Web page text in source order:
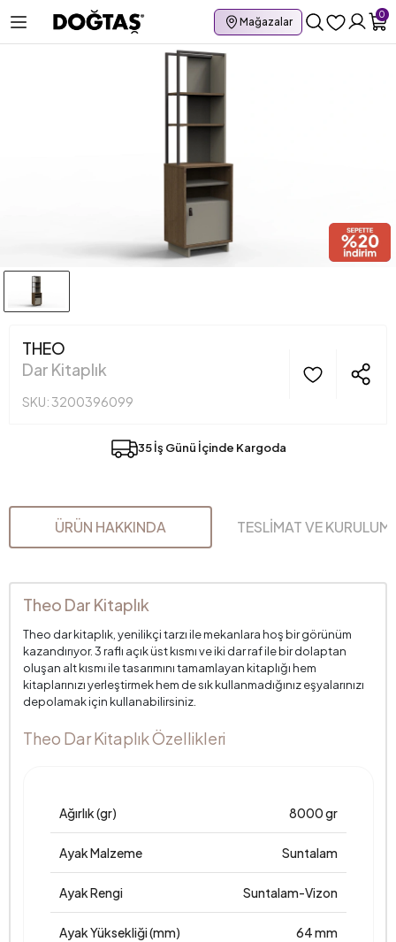
Mağazalar
0
THEO
Dar Kitaplık
SKU: 3200396099
35 İş Günü İçinde Kargoda
ÜRÜN HAKKINDA TESLİMAT VE KURULUM
Theo Dar Kitaplık
Theo dar kitaplık, yenilikçi tarzı ile mekanlara hoş bir görünüm
kazandırıyor. 3 raflı açık üst kısmı ve iki dar raf ile bir dolaptan
oluşan alt kısmı ile tasarımını tamamlayan kitaplığı hem
kitaplarınızı yerleştirmek hem de sık kullanmadığınız eşyalarınızı
depolamak için kullanabilirsiniz.
Theo Dar Kitaplık Özellikleri
Ağırlık (gr) 8000 gr
Ayak Malzeme Suntalam
Ayak Rengi Suntalam-Vizon
Ayak Yüksekliği (mm) 64 mm